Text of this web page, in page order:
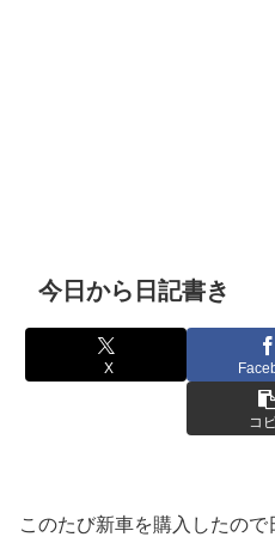
今日から日記書き
X
コ
このたび新車を購入したの